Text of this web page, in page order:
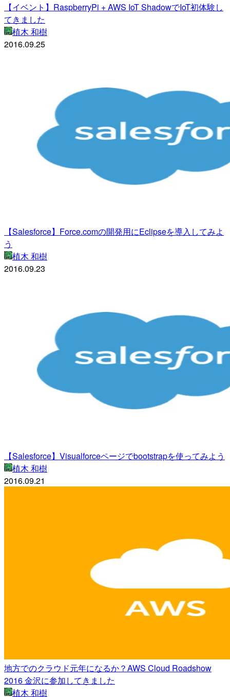
【イベント】RaspberryPi + AWS IoT ShadowでIoT初体験し
てきました
植木 和樹
2016.09.25
【Salesforce】Force.comの開発用にEclipseを導入してみよ
う
植木 和樹
2016.09.23
【Salesforce】Visualforceページでbootstrapを使ってみよう
植木 和樹
2016.09.21
地方でのクラウド元年になるか？AWS Cloud Roadshow
2016 金沢に参加してきました
植木 和樹